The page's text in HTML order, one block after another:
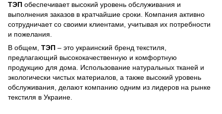
ТЭП обеспечивает высокий уровень обслуживания и
выполнения заказов в кратчайшие сроки. Компания активно
сотрудничает со своими клиентами, учитывая их потребности
и пожелания.
В общем, ТЭП – это украинский бренд текстиля,
предлагающий высококачественную и комфортную
продукцию для дома. Использование натуральных тканей и
экологически чистых материалов, а также высокий уровень
обслуживания, делают компанию одним из лидеров на рынке
текстиля в Украине.